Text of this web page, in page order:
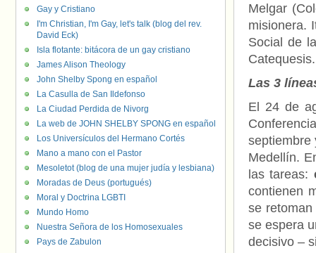
Melgar
misionera.
Social de
Catequesis.
Las 3
El 24 de
septiembre
Medellín.
las tareas:
contienen
se
se espera
decisivo –
Gay y Cristiano
I'm Christian, I'm Gay, let's talk (blog del rev.
David Eck)
Isla flotante: bitácora de un gay cristiano
James Alison Theology
John Shelby Spong en español
La Casulla de San Ildefonso
La Ciudad Perdida de Nivorg
La web de JOHN SHELBY SPONG en español
Los Universículos del Hermano Cortés
Mano a mano con el Pastor
Mesoletot (blog de una mujer judía y lesbiana)
Moradas de Deus (portugués)
Moral y Doctrina LGBTI
Mundo Homo
Nuestra Señora de los Homosexuales
Pays de Zabulon